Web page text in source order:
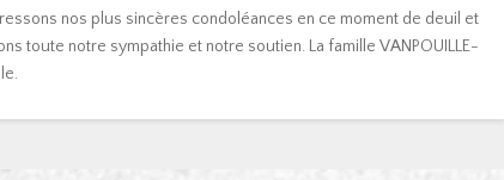
nos plus sincères condoléances en ce moment de deuil et
toute notre sympathie et notre soutien. La famille VANPOUILLE-